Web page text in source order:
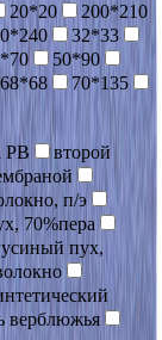
20*20
200*210
32*33
50*90
68*68
70*135
РВ
второй
п/э
70%пера
пух,
верблюжья